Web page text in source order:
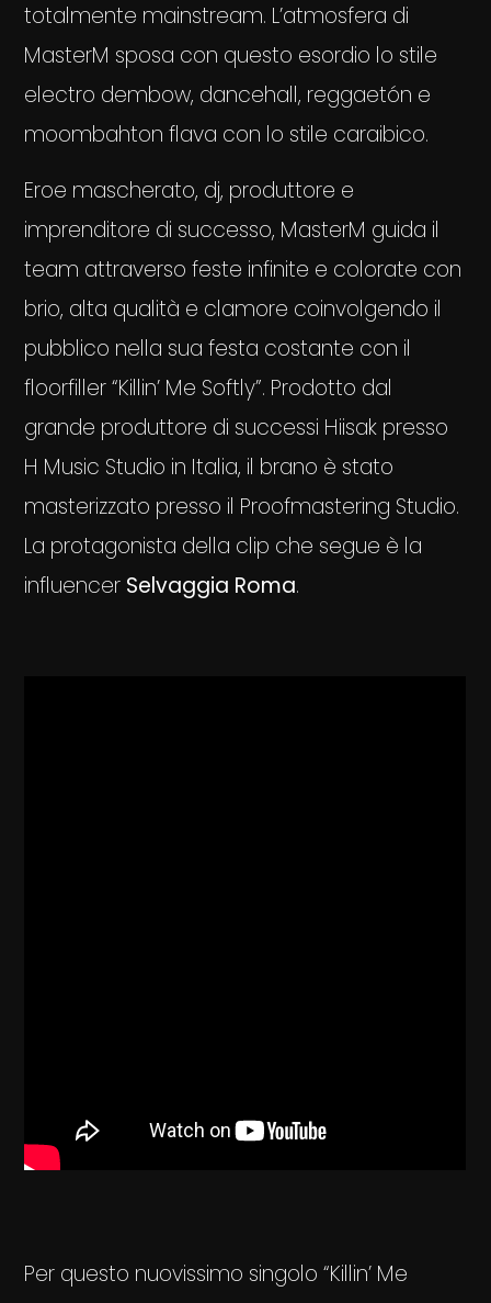
totalmente mainstream. L’atmosfera di
MasterM sposa con questo esordio lo stile
electro dembow, dancehall, reggaetón e
moombahton flava con lo stile caraibico.
Eroe mascherato, dj, produttore e
imprenditore di successo, MasterM guida il
team attraverso feste infinite e colorate con
brio, alta qualità e clamore coinvolgendo il
pubblico nella sua festa costante con il
floorfiller “Killin’ Me Softly”. Prodotto dal
grande produttore di successi Hiisak presso
H Music Studio in Italia, il brano è stato
masterizzato presso il Proofmastering Studio.
La protagonista della clip che segue è la
influencer Selvaggia Roma.
Per questo nuovissimo singolo “Killin’ Me